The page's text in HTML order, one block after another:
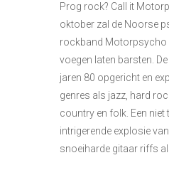
Prog rock? Call it
oktober zal de Noorse
rockband Motorpsycho
voegen laten barsten.
jaren 80 opgericht en
genres als jazz, hard
country en folk. Een niet
intrigerende explosie
snoeiharde gitaar riffs